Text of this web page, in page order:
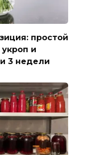
простой
и
3 недели